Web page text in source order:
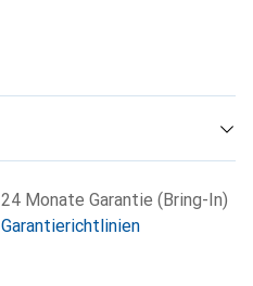
24 Monate Garantie (Bring-In)
Garantierichtlinien